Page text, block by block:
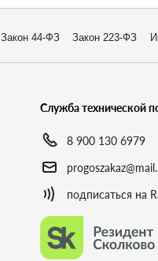
Закон 44-ФЗ Закон 223-ФЗ
Служба технической
8 900 130 6979
подписаться на